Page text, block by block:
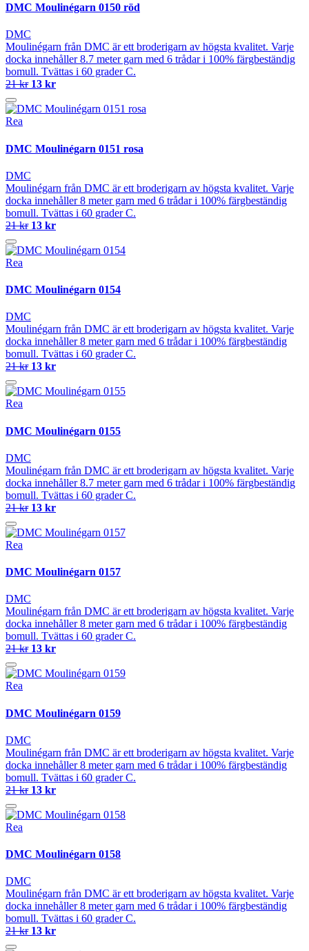
DMC Moulinégarn 0150 röd
DMC
Moulinégarn från DMC är ett broderigarn av högsta kvalitet. Varje
docka innehåller 8.7 meter garn med 6 trådar i 100% färgbeständig
bomull. Tvättas i 60 grader C.
21 kr 13 kr
Rea
DMC Moulinégarn 0151 rosa
DMC
Moulinégarn från DMC är ett broderigarn av högsta kvalitet. Varje
docka innehåller 8 meter garn med 6 trådar i 100% färgbeständig
bomull. Tvättas i 60 grader C.
21 kr 13 kr
Rea
DMC Moulinégarn 0154
DMC
Moulinégarn från DMC är ett broderigarn av högsta kvalitet. Varje
docka innehåller 8 meter garn med 6 trådar i 100% färgbeständig
bomull. Tvättas i 60 grader C.
21 kr 13 kr
Rea
DMC Moulinégarn 0155
DMC
Moulinégarn från DMC är ett broderigarn av högsta kvalitet. Varje
docka innehåller 8.7 meter garn med 6 trådar i 100% färgbeständig
bomull. Tvättas i 60 grader C.
21 kr 13 kr
Rea
DMC Moulinégarn 0157
DMC
Moulinégarn från DMC är ett broderigarn av högsta kvalitet. Varje
docka innehåller 8 meter garn med 6 trådar i 100% färgbeständig
bomull. Tvättas i 60 grader C.
21 kr 13 kr
Rea
DMC Moulinégarn 0159
DMC
Moulinégarn från DMC är ett broderigarn av högsta kvalitet. Varje
docka innehåller 8 meter garn med 6 trådar i 100% färgbeständig
bomull. Tvättas i 60 grader C.
21 kr 13 kr
Rea
DMC Moulinégarn 0158
DMC
Moulinégarn från DMC är ett broderigarn av högsta kvalitet. Varje
docka innehåller 8 meter garn med 6 trådar i 100% färgbeständig
bomull. Tvättas i 60 grader C.
21 kr 13 kr